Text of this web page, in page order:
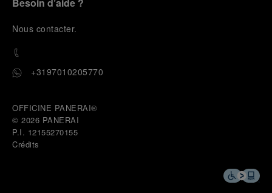
Nous contacter.
+3197010205770
OFFICINE PANERAI®
© 2026 PANERAI
P.I. 12155270155
Crédits